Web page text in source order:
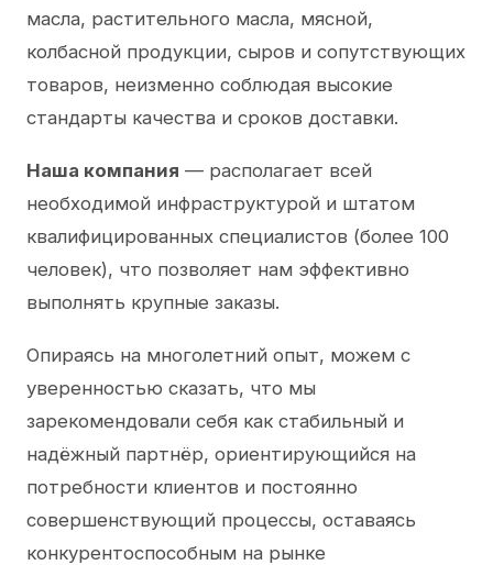
масла, растительного масла, мясной,
колбасной продукции, сыров и сопутствующих
товаров, неизменно соблюдая высокие
стандарты качества и сроков доставки.
Наша компания — располагает всей
необходимой инфраструктурой и штатом
квалифицированных специалистов (более 100
человек), что позволяет нам эффективно
выполнять крупные заказы.
Опираясь на многолетний опыт, можем с
уверенностью сказать, что мы
зарекомендовали себя как стабильный и
надёжный партнёр, ориентирующийся на
потребности клиентов и постоянно
совершенствующий процессы, оставаясь
конкурентоспособным на рынке